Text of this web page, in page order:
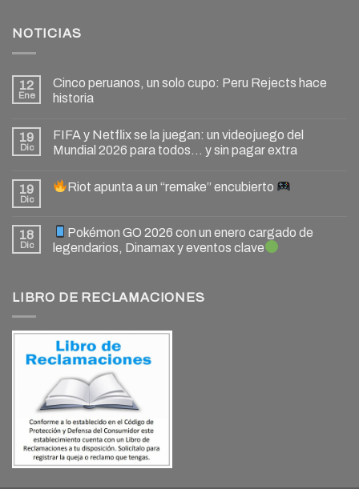
NOTICIAS
12
Ene
Cinco peruanos, un solo cupo: Peru Rejects hace
historia
19
Dic
FIFA y Netflix se la juegan: un videojuego del
Mundial 2026 para todos… y sin pagar extra
19
Dic
Riot apunta a un “remake” encubierto
18
Dic
Pokémon GO 2026 con un enero cargado de
legendarios, Dinamax y eventos clave
LIBRO DE RECLAMACIONES